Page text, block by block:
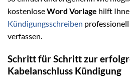
kostenloseWord Vorlage hilft
Kündigungsschreiben
verfassen.
Schritt für Schritt zur
Kabelanschluss Kündigung